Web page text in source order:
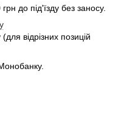
до під'їзду без заносу.
відрізних позицій